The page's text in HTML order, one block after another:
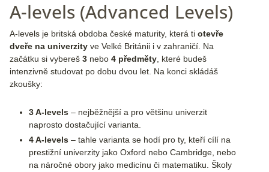
A-levels (Advanced Levels)
A-levels je britská obdoba české maturity, která ti otevře
dveře na univerzity ve Velké Británii i v zahraničí. Na
začátku si vybereš 3 nebo 4 předměty , které budeš
intenzivně studovat po dobu dvou let. Na konci skládáš
zkoušky:
3 A-levels – nejběžnější a pro většinu univerzit
naprosto dostačující varianta.
4 A-levels – tahle varianta se hodí pro ty, kteří cílí na
prestižní univerzity jako Oxford nebo Cambridge, nebo
na náročné obory jako medicínu či matematiku. Školy